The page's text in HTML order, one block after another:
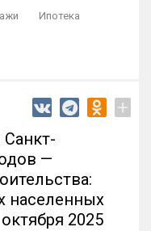
Ипотека
+
Санкт-
—
населенных
2025